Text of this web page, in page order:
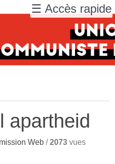
apartheid
Web /2073 vues
☰ Accès rapide